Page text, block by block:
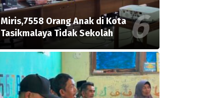
Miris,7558 Orang Anak di Kota
Tasikmalaya Tidak Sekolah